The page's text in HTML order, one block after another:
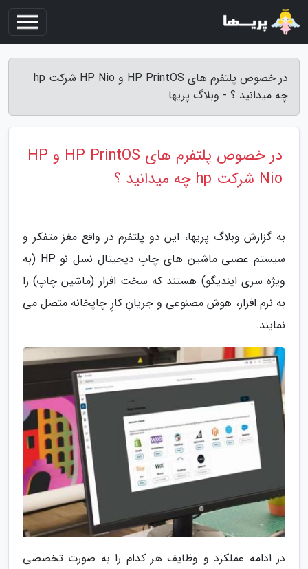
در خصوص پلتفرم های HP PrintOS و HP Nio شرکت hp
چه میدانید ؟ - وبلاگ پریها
در خصوص پلتفرم های HP PrintOS و HP
Nio شرکت hp چه میدانید ؟
به گزارش وبلاگ پریها، این دو پلتفرم در واقع مغز متفکر و
سیستم عصبی ماشین های چاپ دیجیتال نسل نو HP (به
ویژه سری ایندیگو) هستند که سخت افزار (ماشین چاپ) را
به نرم افزار، هوش مصنوعی و جریانِ کارِ چاپخانه متصل می
نمایند.
در ادامه عملکرد و وظایف هر کدام را به صورت تخصصی